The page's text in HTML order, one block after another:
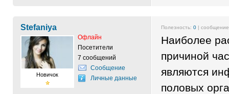
Stefaniya
Новичок
Офлайн
Посетители
7 сообщений
Сообщение
Личные данные
Полезность: 0 |
Наиболее
причиной
являются
половых